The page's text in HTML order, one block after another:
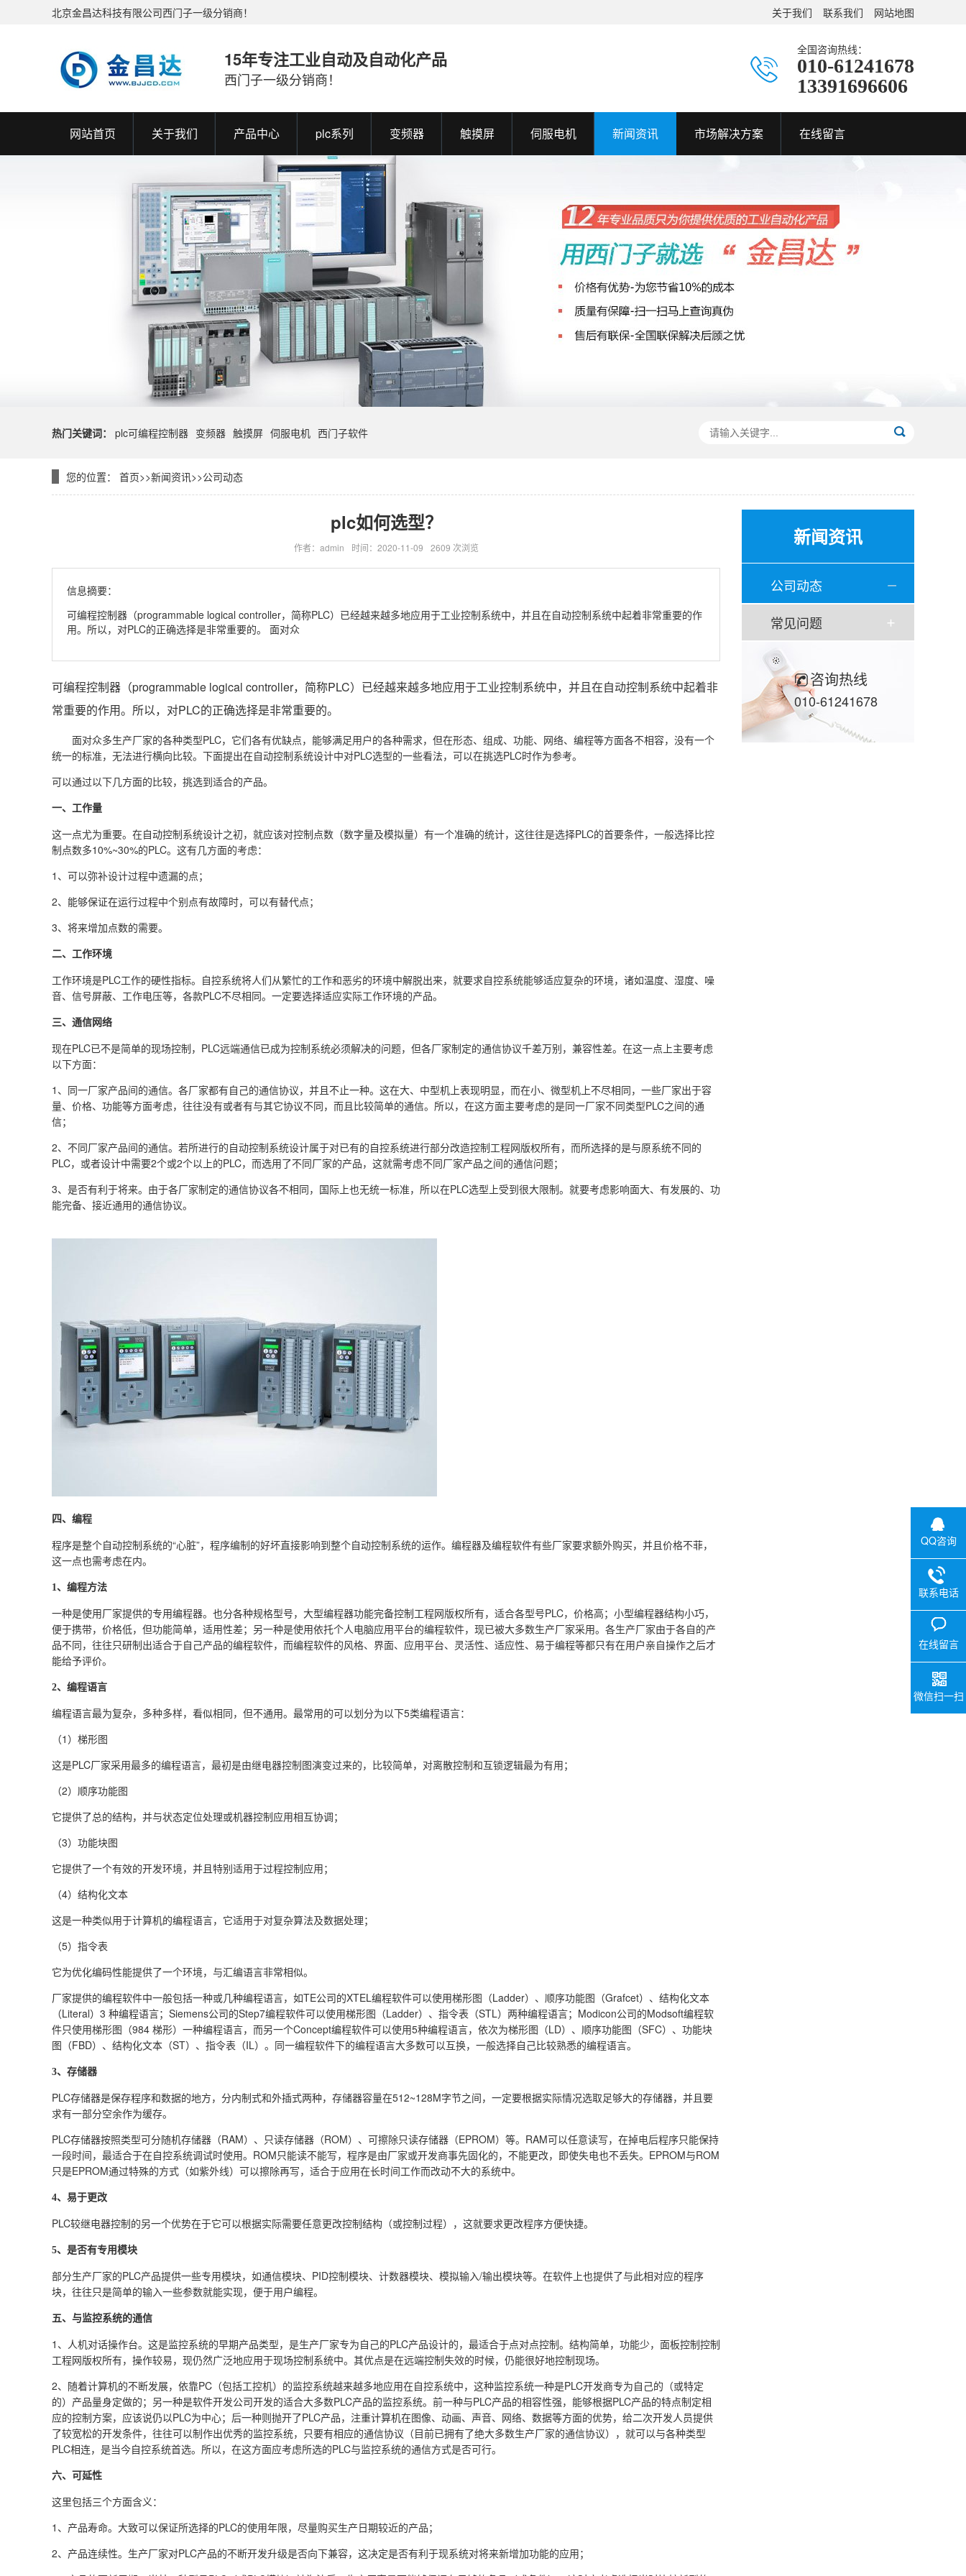
关于我们 联系我们 网站地图
北京金昌达科技有限公司西门子一级分销商！
15年专注工业自动及自动化产品
西门子一级分销商！
全国咨询热线：
010-61241678
13391696606
网站首页 关于我们 产品中心 plc系列 变频器 触摸屏 伺服电机 新闻资讯 市场解决方案 在线留言
热门关键词： plc可编程控制器 变频器 触摸屏 伺服电机 西门子软件
您的位置： 首页>>新闻资讯>>公司动态
新闻资讯
公司动态
常见问题
咨询热线
010-61241678
plc如何选型？
作者：admin 时间：2020-11-09 2609 次浏览
信息摘要：
可编程控制器（programmable logical controller，简称PLC）已经越来越多地应用于工业控制系统中，并且在自动控制系统中起着非常重要的作
用。所以，对PLC的正确选择是非常重要的。 面对众
可编程控制器（programmable logical controller，简称PLC）已经越来越多地应用于工业控制系统中，并且在自动控制系统中起着非
常重要的作用。所以，对PLC的正确选择是非常重要的。
面对众多生产厂家的各种类型PLC，它们各有优缺点，能够满足用户的各种需求，但在形态、组成、功能、网络、编程等方面各不相容，没有一个
统一的标准，无法进行横向比较。下面提出在自动控制系统设计中对PLC选型的一些看法，可以在挑选PLC时作为参考。
可以通过以下几方面的比较，挑选到适合的产品。
一、工作量
这一点尤为重要。在自动控制系统设计之初，就应该对控制点数（数字量及模拟量）有一个准确的统计，这往往是选择PLC的首要条件，一般选择比控
制点数多10%~30%的PLC。这有几方面的考虑：
1、可以弥补设计过程中遗漏的点；
2、能够保证在运行过程中个别点有故障时，可以有替代点；
3、将来增加点数的需要。
二、工作环境
工作环境是PLC工作的硬性指标。自控系统将人们从繁忙的工作和恶劣的环境中解脱出来，就要求自控系统能够适应复杂的环境，诸如温度、湿度、噪
音、信号屏蔽、工作电压等，各款PLC不尽相同。一定要选择适应实际工作环境的产品。
三、通信网络
现在PLC已不是简单的现场控制，PLC远端通信已成为控制系统必须解决的问题，但各厂家制定的通信协议千差万别，兼容性差。在这一点上主要考虑
以下方面：
1、同一厂家产品间的通信。各厂家都有自己的通信协议，并且不止一种。这在大、中型机上表现明显，而在小、微型机上不尽相同，一些厂家出于容
量、价格、功能等方面考虑，往往没有或者有与其它协议不同，而且比较简单的通信。所以，在这方面主要考虑的是同一厂家不同类型PLC之间的通
信；
2、不同厂家产品间的通信。若所进行的自动控制系统设计属于对已有的自控系统进行部分改造控制工程网版权所有，而所选择的是与原系统不同的
PLC，或者设计中需要2个或2个以上的PLC，而选用了不同厂家的产品，这就需考虑不同厂家产品之间的通信问题；
3、是否有利于将来。由于各厂家制定的通信协议各不相同，国际上也无统一标准，所以在PLC选型上受到很大限制。就要考虑影响面大、有发展的、功
能完备、接近通用的通信协议。
四、编程
程序是整个自动控制系统的“心脏”，程序编制的好坏直接影响到整个自动控制系统的运作。编程器及编程软件有些厂家要求额外购买，并且价格不菲，
这一点也需考虑在内。
1、编程方法
一种是使用厂家提供的专用编程器。也分各种规格型号，大型编程器功能完备控制工程网版权所有，适合各型号PLC，价格高；小型编程器结构小巧，
便于携带，价格低，但功能简单，适用性差；另一种是使用依托个人电脑应用平台的编程软件，现已被大多数生产厂家采用。各生产厂家由于各自的产
品不同，往往只研制出适合于自己产品的编程软件，而编程软件的风格、界面、应用平台、灵活性、适应性、易于编程等都只有在用户亲自操作之后才
能给予评价。
2、编程语言
编程语言最为复杂，多种多样，看似相同，但不通用。最常用的可以划分为以下5类编程语言：
（1）梯形图
这是PLC厂家采用最多的编程语言，最初是由继电器控制图演变过来的，比较简单，对离散控制和互锁逻辑最为有用；
（2）顺序功能图
它提供了总的结构，并与状态定位处理或机器控制应用相互协调；
（3）功能块图
它提供了一个有效的开发环境，并且特别适用于过程控制应用；
（4）结构化文本
这是一种类似用于计算机的编程语言，它适用于对复杂算法及数据处理；
（5）指令表
它为优化编码性能提供了一个环境，与汇编语言非常相似。
厂家提供的编程软件中一般包括一种或几种编程语言，如TE公司的XTEL编程软件可以使用梯形图（Ladder）、顺序功能图（Grafcet）、结构化文本
（Literal）3 种编程语言；Siemens公司的Step7编程软件可以使用梯形图（Ladder）、指令表（STL）两种编程语言；Modicon公司的Modsoft编程软
件只使用梯形图（984 梯形）一种编程语言，而另一个Concept编程软件可以使用5种编程语言，依次为梯形图（LD）、顺序功能图（SFC）、功能块
图（FBD）、结构化文本（ST）、指令表（IL）。同一编程软件下的编程语言大多数可以互换，一般选择自己比较熟悉的编程语言。
3、存储器
PLC存储器是保存程序和数据的地方，分内制式和外插式两种，存储器容量在512~128M字节之间，一定要根据实际情况选取足够大的存储器，并且要
求有一部分空余作为缓存。
PLC存储器按照类型可分随机存储器（RAM）、只读存储器（ROM）、可擦除只读存储器（EPROM）等。RAM可以任意读写，在掉电后程序只能保持
一段时间，最适合于在自控系统调试时使用。ROM只能读不能写，程序是由厂家或开发商事先固化的，不能更改，即使失电也不丢失。EPROM与ROM
只是EPROM通过特殊的方式（如紫外线）可以擦除再写，适合于应用在长时间工作而改动不大的系统中。
4、易于更改
PLC较继电器控制的另一个优势在于它可以根据实际需要任意更改控制结构（或控制过程），这就要求更改程序方便快捷。
5、是否有专用模块
部分生产厂家的PLC产品提供一些专用模块，如通信模块、PID控制模块、计数器模块、模拟输入/输出模块等。在软件上也提供了与此相对应的程序
块，往往只是简单的输入一些参数就能实现，便于用户编程。
五、与监控系统的通信
1、人机对话操作台。这是监控系统的早期产品类型，是生产厂家专为自己的PLC产品设计的，最适合于点对点控制。结构简单，功能少，面板控制控制
工程网版权所有，操作较易，现仍然广泛地应用于现场控制系统中。其优点是在远端控制失效的时候，仍能很好地控制现场。
2、随着计算机的不断发展，依靠PC（包括工控机）的监控系统越来越多地应用在自控系统中，这种监控系统一种是PLC开发商专为自己的（或特定
的）产品量身定做的；另一种是软件开发公司开发的适合大多数PLC产品的监控系统。前一种与PLC产品的相容性强，能够根据PLC产品的特点制定相
应的控制方案，应该说仍以PLC为中心；后一种则抛开了PLC产品，注重计算机在图像、动画、声音、网络、数据等方面的优势，给二次开发人员提供
了较宽松的开发条件，往往可以制作出优秀的监控系统，只要有相应的通信协议（目前已拥有了绝大多数生产厂家的通信协议），就可以与各种类型
PLC相连，是当今自控系统首选。所以，在这方面应考虑所选的PLC与监控系统的通信方式是否可行。
六、可延性
这里包括三个方面含义：
1、产品寿命。大致可以保证所选择的PLC的使用年限，尽量购买生产日期较近的产品；
2、产品连续性。生产厂家对PLC产品的不断开发升级是否向下兼容，这决定是否有利于现系统对将来新增加功能的应用；
QQ咨询
联系电话
在线留言
微信扫一扫